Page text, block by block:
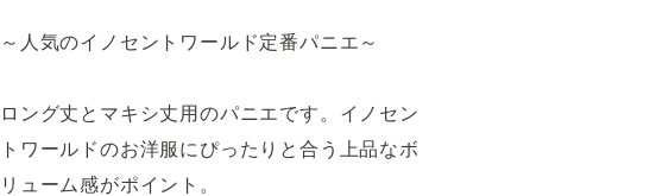
～人気のイノセントワールド定番パニエ～
ロング丈とマキシ丈用のパニエです。イノセン
トワールドのお洋服にぴったりと合う上品なボ
リューム感がポイント。